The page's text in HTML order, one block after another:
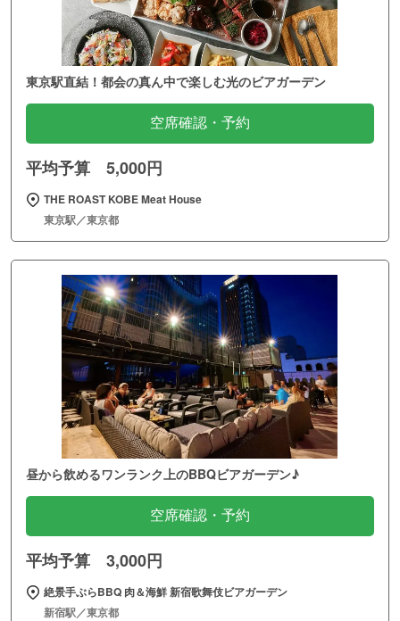
東京駅直結！都会の真ん中で楽しむ光のビアガーデン
空席確認・予約
平均予算 5,000円
THE ROAST KOBE Meat House
東京駅／東京都
昼から飲めるワンランク上のBBQビアガーデン♪
空席確認・予約
平均予算 3,000円
絶景手ぶらBBQ 肉＆海鮮 新宿歌舞伎ビアガーデン
新宿駅／東京都